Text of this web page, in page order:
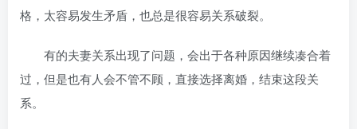
格，太容易发生矛盾，也总是很容易关系破裂。
有的夫妻关系出现了问题，会出于各种原因继续凑合着
过，但是也有人会不管不顾，直接选择离婚，结束这段关
系。